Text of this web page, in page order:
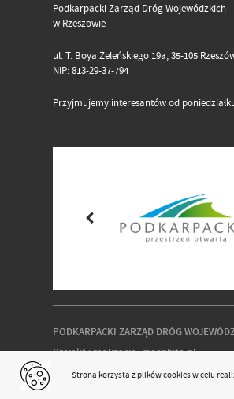
Podkarpacki Zarząd Dróg Wojewódzkich
w Rzeszowie
ul. T. Boya Żeleńskiego 19a, 35-105
NIP: 813-29-37-794
Przyjmujemy interesantów od
PODKARPACKI ZARZĄD DRÓG
Projekt i realizacja:moonbite.pl
responsivevoice.org
Strona korzysta z plikówcookiesw celu